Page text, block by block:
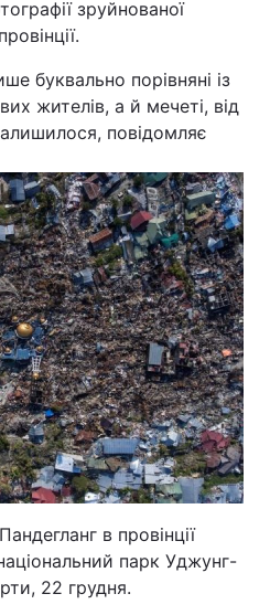
Харків
Наука
Лайт
Інциденти
Туризм
Погода
Думки
зруйнованої
буквально порівняні із
жителів, а й мечеті, від
повідомляє
в провінції
парк Уджунг-
22 грудня.